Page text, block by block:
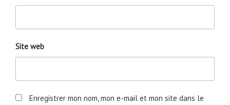
Site web
Enregistrer mon nom, mon e-mail et mon site dans le